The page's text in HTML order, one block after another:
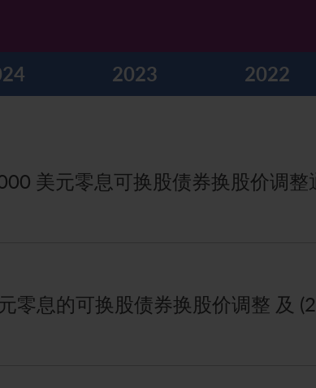
2023 2022
美元零息可换股债券换股价调整
零息的可换股债券换股价调整 及